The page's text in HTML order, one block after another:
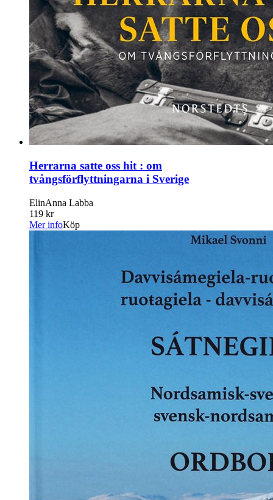
Herrarna satte oss hit : om
tvångsförflyttningarna i Sverige
ElinAnna Labba
119 kr
Mer infoKöp